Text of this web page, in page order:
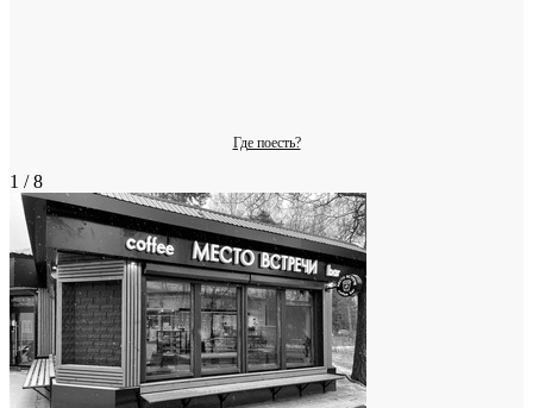
Где поесть?
1 / 8